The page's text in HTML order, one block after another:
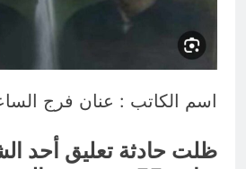
الأرض
اسم الكاتب : عنان فرج
ظلت حادثة تعليق أحد